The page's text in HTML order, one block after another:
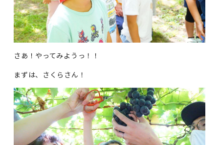
さあ！やってみようっ！！
まずは、さくらさん！